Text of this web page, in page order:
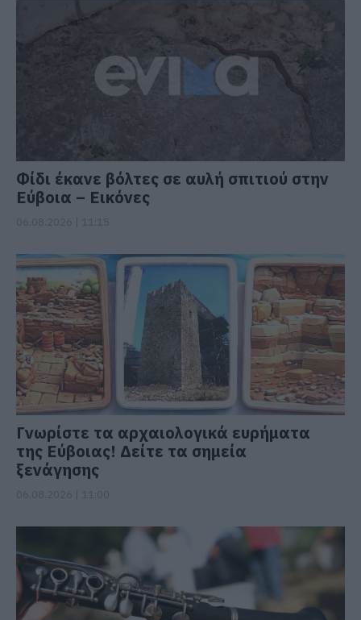
Φίδι έκανε βόλτες σε αυλή σπιτιού στην
Εύβοια – Εικόνες
Γνωρίστε τα αρχαιολογικά ευρήματα
της Εύβοιας! Δείτε τα σημεία
ξενάγησης